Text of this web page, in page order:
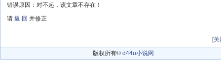
错误原因：对不起，该文章不存在！
请 返 回 并修正
[关
版权所有© d44u小说网